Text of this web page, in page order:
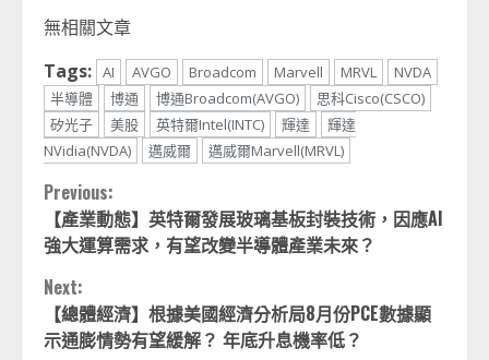
無相關文章
Tags: AI AVGO Broadcom Marvell MRVL
NVDA
半導體
博通 博通Broadcom(AVGO)
思科Cisco(CSCO)
矽光子
美股 英特爾Intel(INTC) 輝達
輝達
NVidia(NVDA)
邁威爾 邁威爾Marvell(MRVL)
Continue
Reading
Previous:
【產業動態】英特爾發展玻璃基板封裝技術，因應AI
強大運算需求，有望改變半導體產業未來？
Next:
【總體經濟】根據美國經濟分析局8月份PCE數據顯
示通膨情勢有望緩解？ 年底升息機率低？